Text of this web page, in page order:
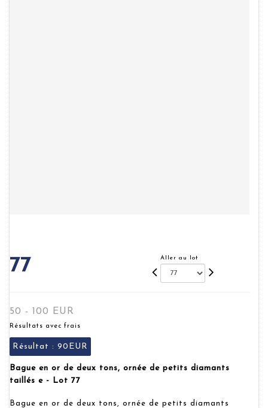
77 Aller au lot
50 - 100 EUR
Résultats avec frais
Résultat : 90EUR
Bague en or de deux tons, ornée de petits diamants
taillés e - Lot 77
Bague en or de deux tons, ornée de petits diamants